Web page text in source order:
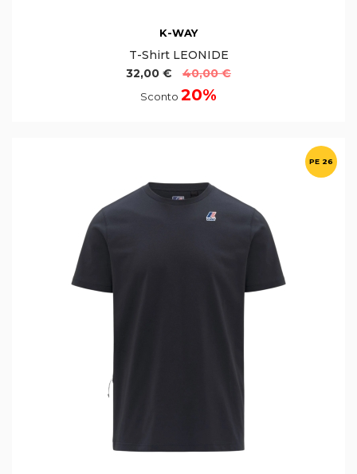
K-WAY
T-Shirt LEONIDE
32,00 €
40,00 €
Sconto 20%
PE 26